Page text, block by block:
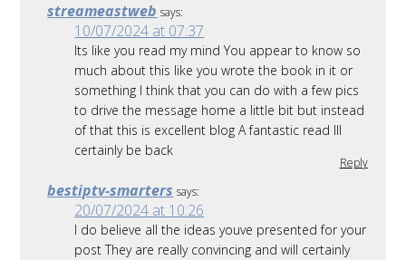
streameastweb says:
10/07/2024 at 07:37
Its like you read my mind You appear to know so
much about this like you wrote the book in it or
something I think that you can do with a few pics
to drive the message home a little bit but instead
of that this is excellent blog A fantastic read Ill
certainly be back
Reply
bestiptv-smarters says:
20/07/2024 at 10:26
I do believe all the ideas youve presented for your
post They are really convincing and will certainly